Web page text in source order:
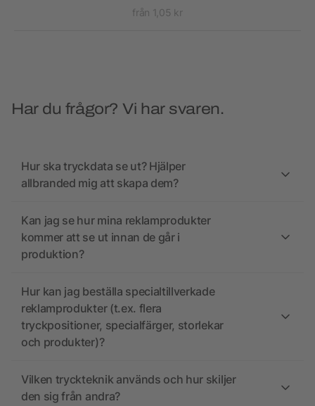
från 1,05 kr
Har du frågor? Vi har svaren.
Hur ska tryckdata se ut? Hjälper
allbranded mig att skapa dem?
Kan jag se hur mina reklamprodukter
kommer att se ut innan de går i
produktion?
Hur kan jag beställa specialtillverkade
reklamprodukter (t.ex. flera
tryckpositioner, specialfärger, storlekar
och produkter)?
Vilken tryckteknik används och hur skiljer
den sig från andra?